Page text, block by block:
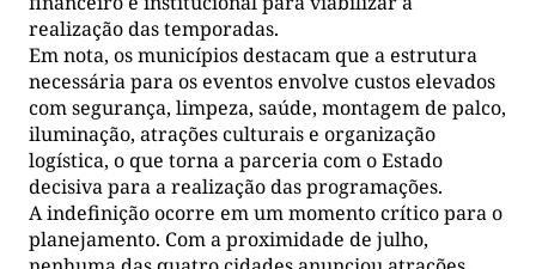
realização das temporadas.
Em nota, os municípios destacam que a estrutura
necessária para os eventos envolve custos elevados
com segurança, limpeza, saúde, montagem de palco,
iluminação, atrações culturais e organização
logística, o que torna a parceria com o Estado
decisiva para a realização das programações.
A indefinição ocorre em um momento crítico para o
planejamento. Com a proximidade de julho,